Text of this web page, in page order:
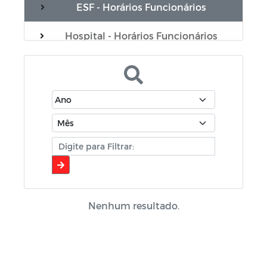
ESF - Horários Funcionários
Hospital - Horários Funcionários
Plano Municipal de Educação - PME
Portarias do Gabinete
Sistema de Gerenciamento de Frotas
Contratação (covid-19)
Nenhum resultado.